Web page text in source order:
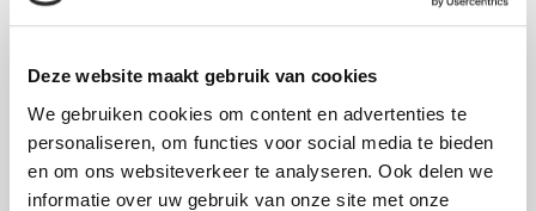
Deze website maakt gebruik van cookies
We gebruiken cookies om content en advertenties te
personaliseren, om functies voor social media te bieden
en om ons websiteverkeer te analyseren. Ook delen we
informatie over uw gebruik van onze site met onze
Stefan Voss